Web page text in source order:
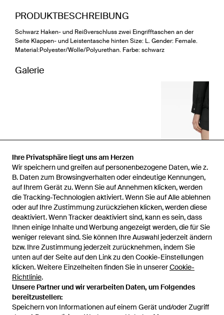
Ihre Privatsphäre liegt uns am Herzen
Wir speichern und greifen auf personenbezogene Daten, wie z.
B. Daten zum Browsingverhalten oder eindeutige Kennungen,
auf Ihrem Gerät zu. Wenn Sie auf Annehmen klicken, werden
die Tracking-Technologien aktiviert. Wenn Sie auf Alle ablehnen
oder auf Ihre Zustimmung zurückziehen klicken, werden diese
deaktiviert. Wenn Tracker deaktiviert sind, kann es sein, dass
Ihnen einige Inhalte und Werbung angezeigt werden, die für Sie
weniger relevant sind. Sie können Ihre Auswahl jederzeit ändern
bzw. Ihre Zustimmung jederzeit zurücknehmen, indem Sie
unten auf der Seite auf den Link zu den Cookie-Einstellungen
klicken. Weitere Einzelheiten finden Sie in unsererCookie-
Richtlinie.
Unsere Partner und wir verarbeiten Daten, um Folgendes
bereitzustellen:
Speichern von Informationen auf einem Gerät und/oder Zugriff
PRODUKTBESCHREIBUNG
Schwarz Haken- und Reißverschluss zwei Eingrifftaschen an der
Seite Klappen- und Leistentasche hinten Size: L. Gender: Female.
Material:Polyester/Wolle/Polyurethan. Farbe: schwarz
Galerie
3
Zuvor verkauft bei: